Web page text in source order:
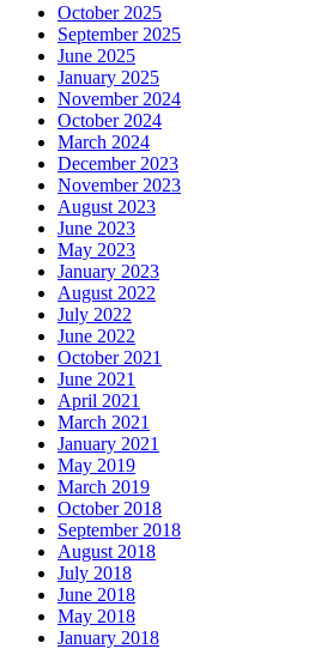
October 2025
September 2025
June 2025
January 2025
November 2024
October 2024
March 2024
December 2023
November 2023
August 2023
June 2023
May 2023
January 2023
August 2022
July 2022
June 2022
October 2021
June 2021
April 2021
March 2021
January 2021
May 2019
March 2019
October 2018
September 2018
August 2018
July 2018
June 2018
May 2018
January 2018